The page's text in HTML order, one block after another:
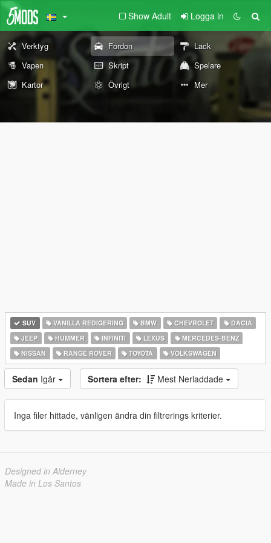
Show Adult Logga in
Verktyg Fordon
Lack
Vapen
Skript
Spelare
Kartor
Övrigt Mer
SUV VANILLA REDIGERING BMW CHEVROLET
DACIA
JEEP
HUMMER INFINITI LEXUS
MERCEDES-BENZ
NISSAN
RANGE ROVER TOYOTA VOLKSWAGEN
Sedan Igår Sortera efter: Mest Nerladdade
Inga filer hittade, vänligen ändra din filtrerings kriterier.
Designed in Alderney
Made in Los Santos